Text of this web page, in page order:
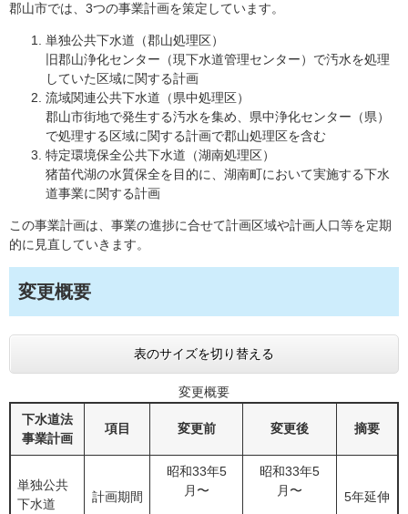
郡山市では、3つの事業計画を策定しています。
単独公共下水道（郡山処理区）
旧郡山浄化センター（現下水道管理センター）で汚水を処理
していた区域に関する計画
流域関連公共下水道（県中処理区）
郡山市街地で発生する汚水を集め、県中浄化センター（県）
で処理する区域に関する計画で郡山処理区を含む
特定環境保全公共下水道（湖南処理区）
猪苗代湖の水質保全を目的に、湖南町において実施する下水
道事業に関する計画
この事業計画は、事業の進捗に合せて計画区域や計画人口等を定期
的に見直していきます。
変更概要
表のサイズを切り替える
変更概要
下水道法
事業計画
項目 変更前 変更後 摘要
単独公共
下水道
計画期間
昭和33年5
月〜
昭和33年5
月〜
5年延伸